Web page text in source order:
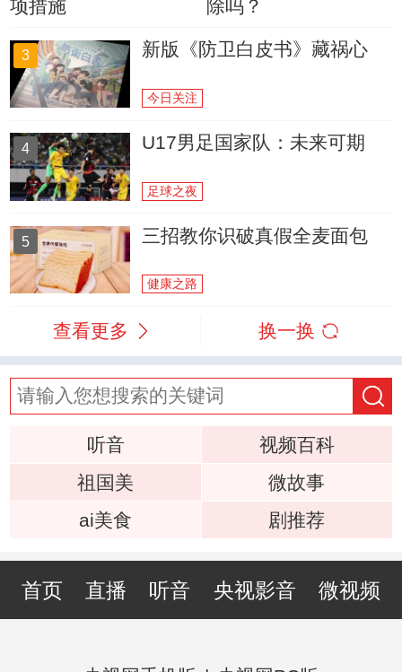
项措施
除吗？
3 新版《防卫白皮书》藏祸心
今日关注
4 U17男足国家队：未来可期
足球之夜
5 三招教你识破真假全麦面包
健康之路
查看更多 换一换
听音
视频百科
祖国美
微故事
ai美食
剧推荐
首页 直播 听音 央视影音 微视频